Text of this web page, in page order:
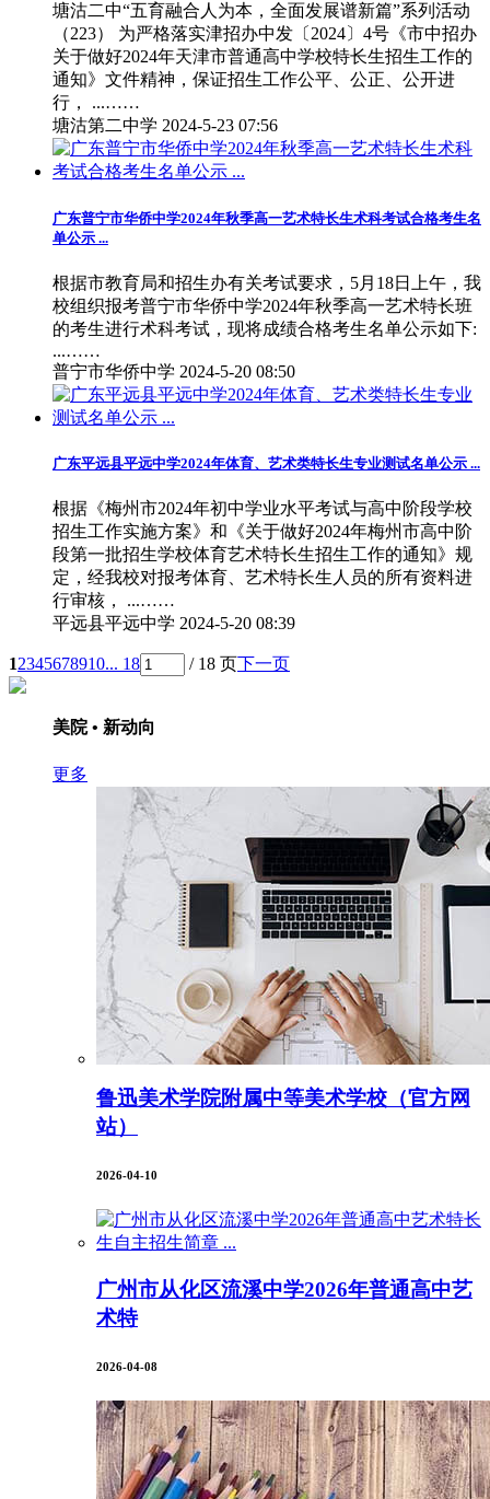
塘沽二中“五育融合人为本，全面发展谱新篇”系列活动
（223） 为严格落实津招办中发〔2024〕4号《市中招办
关于做好2024年天津市普通高中学校特长生招生工作的
通知》文件精神，保证招生工作公平、公正、公开进
行， ...……
塘沽第二中学 2024-5-23 07:56
广东普宁市华侨中学2024年秋季高一艺术特长生术科考试合格考生名
单公示 ...
根据市教育局和招生办有关考试要求，5月18日上午，我
校组织报考普宁市华侨中学2024年秋季高一艺术特长班
的考生进行术科考试，现将成绩合格考生名单公示如下:
...……
普宁市华侨中学 2024-5-20 08:50
广东平远县平远中学2024年体育、艺术类特长生专业测试名单公示 ...
根据《梅州市2024年初中学业水平考试与高中阶段学校
招生工作实施方案》和《关于做好2024年梅州市高中阶
段第一批招生学校体育艺术特长生招生工作的通知》规
定，经我校对报考体育、艺术特长生人员的所有资料进
行审核， ...……
平远县平远中学 2024-5-20 08:39
12345678910... 18 / 18 页下一页
美院 • 新动向
更多
鲁迅美术学院附属中等美术学校（官方网
站）
2026-04-10
广州市从化区流溪中学2026年普通高中艺
术特
2026-04-08